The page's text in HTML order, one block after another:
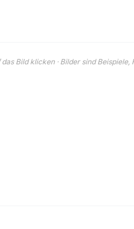
Bild klicken · Bilder sind